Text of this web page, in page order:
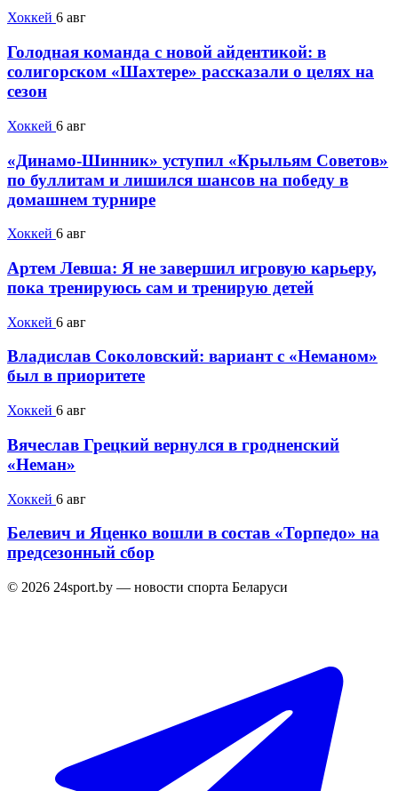
Хоккей 6 авг
Голодная команда с новой айдентикой: в
солигорском «Шахтере» рассказали о целях на
сезон
Хоккей 6 авг
«Динамо-Шинник» уступил «Крыльям Советов»
по буллитам и лишился шансов на победу в
домашнем турнире
Хоккей 6 авг
Артем Левша: Я не завершил игровую карьеру,
пока тренируюсь сам и тренирую детей
Хоккей 6 авг
Владислав Соколовский: вариант с «Неманом»
был в приоритете
Хоккей 6 авг
Вячеслав Грецкий вернулся в гродненский
«Неман»
Хоккей 6 авг
Белевич и Яценко вошли в состав «Торпедо» на
предсезонный сбор
© 2026 24sport.by — новости спорта Беларуси